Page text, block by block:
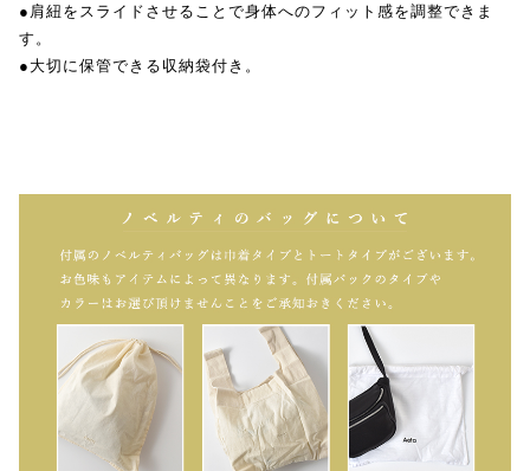
●肩紐をスライドさせることで身体へのフィット感を調整できま
す。
●大切に保管できる収納袋付き。